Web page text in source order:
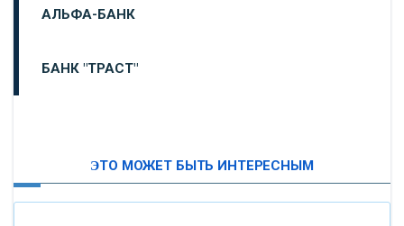
АЛЬФА-БАНК
БАНК "ТРАСТ"
ЭТО МОЖЕТ БЫТЬ ИНТЕРЕСНЫМ